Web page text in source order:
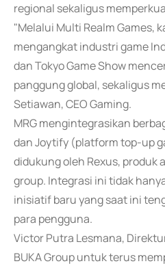
regional sekaligus
"Melalui Multi Realm Games,
mengangkat industri game
dan Tokyo Game Show
panggung global, sekaligus
Setiawan, CEO Gaming.
MRG mengintegrasikan
dan Joytify (platform top-up
didukung oleh Rexus, produk
group. Integrasi ini tidak
inisiatif baru yang saat ini
para pengguna.
Victor Putra Lesmana,
BUKA Group untuk terus